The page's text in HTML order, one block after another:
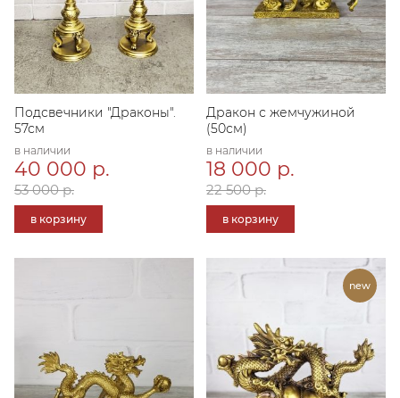
Подсвечники "Драконы".
57см
в наличии
40 000 р.
53 000 р.
в корзину
Дракон с жемчужиной
(50см)
в наличии
18 000 р.
22 500 р.
в корзину